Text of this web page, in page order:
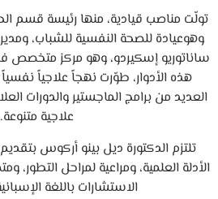
وهوعيادة للصحة النفسية للشباب،
ساناتوريو إسكيردو، وهو مركز متخصص
هذه الأدوار، طوّرت نهجاً علاجياً
العديد من برامج الماجستير والدورات
علاجية متنوعة.
تلتزم الدكتورة ديل بينو أركوس
الأدلة العلمية، ومراعية لمراحل
الاستشارات باللغة